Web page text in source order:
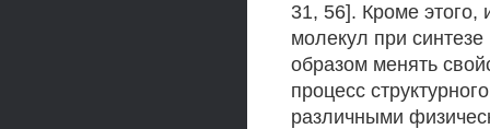
31, 56]. Кроме
молекул при
образом менять
процесс
различными